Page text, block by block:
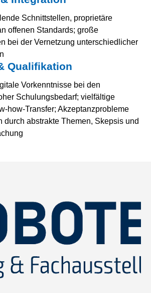
Schnittstellen, proprietäre
offenen Standards; große
bei der Vernetzung unterschiedlicher
Qualifikation
Vorkenntnisse bei den
Schulungsbedarf; vielfältige
how-Transfer; Akzeptanzprobleme
durch abstrakte Themen, Skepsis und